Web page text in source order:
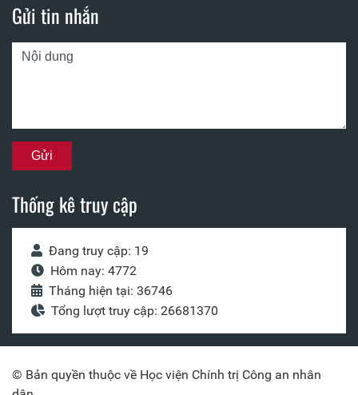
Gửi tin nhắn
Thống kê truy cập
Đang truy cập: 19
Hôm nay: 4772
Tháng hiện tại: 36746
Tổng lượt truy cập: 26681370
© Bản quyền thuộc về Học viện Chính trị Công an nhân